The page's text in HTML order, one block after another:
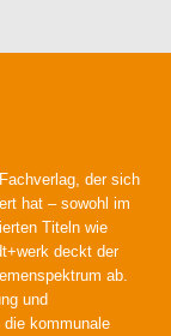
der sich
hat – sowohl im
Titeln wie
deckt der
ab.
und
die kommunale